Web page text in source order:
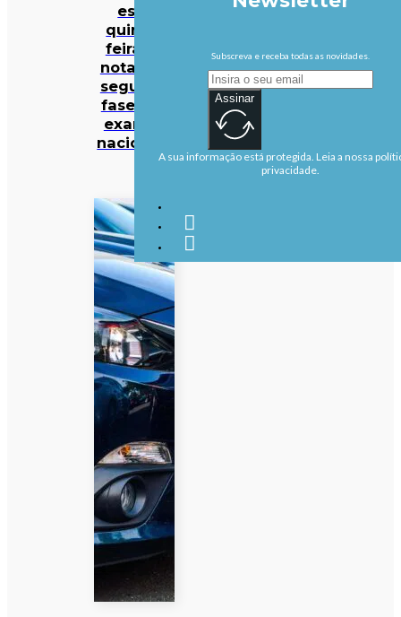
esta
quinta-
feira as
notas da
segunda
fase dos
exames
nacionais
Subscreva e receba todas as novidades.
Assinar
A sua informação está protegida. Leia a nossa
privacidade.